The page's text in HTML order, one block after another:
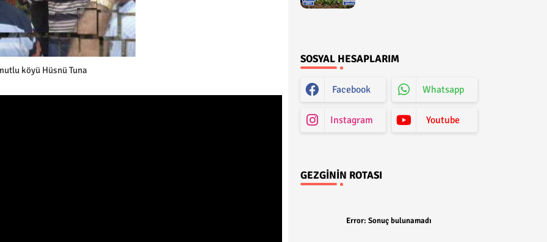
köyü Hüsnü Tuna
SOSYAL HESAPLARIM
Facebook Whatsapp
Instagram Youtube
GEZGININ ROTASI
Error: Sonuç bulunamadı